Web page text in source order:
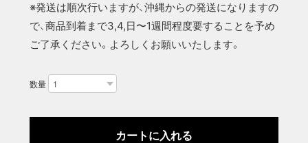
※発送は順次行いますが、沖縄からの発送になりますの
で、商品到着まで3,4,日〜1週間程度要することを予め
ご了承ください。よろしくお願いいたします。
数量